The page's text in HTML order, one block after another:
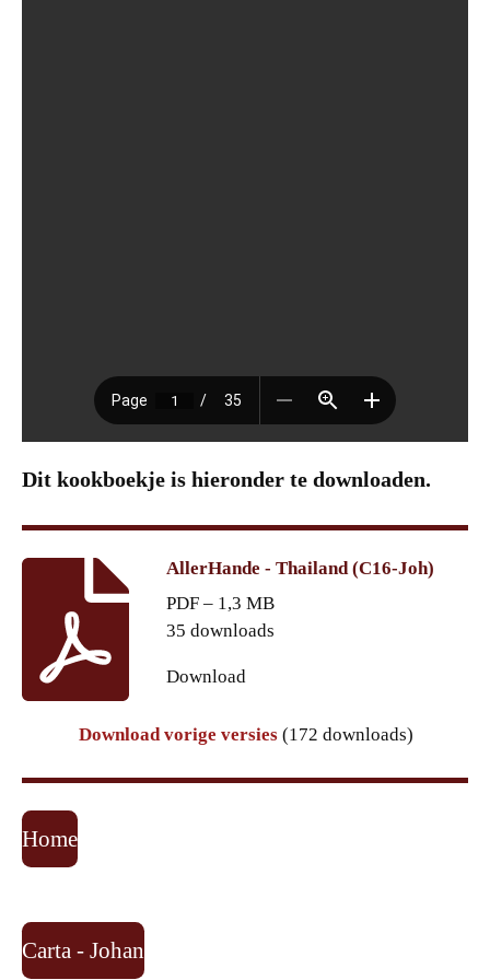
Dit kookboekje is hieronder te downloaden.
AllerHande - Thailand (C16-Joh)
PDF – 1,3 MB
35 downloads
Download
Download vorige versies (172 downloads)
Home
Carta - Johan